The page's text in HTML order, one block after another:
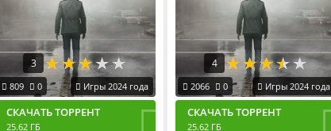
3
809 0 Игры 2024 года
СКАЧАТЬ ТОРРЕНТ
25.62 ГБ
4
2066 0 Игры 2024 года
СКАЧАТЬ ТОРРЕНТ
25.62 ГБ